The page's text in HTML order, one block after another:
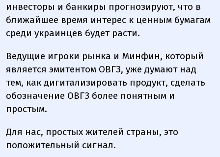
инвесторы и банкиры прогнозируют, что в
ближайшее время интерес к ценным бумагам
среди украинцев будет расти.
Ведущие игроки рынка и Минфин, который
является эмитентом ОВГЗ, уже думают над
тем, как дигитализировать продукт, сделать
обозначение ОВГЗ более понятным и
простым.
Для нас, простых жителей страны, это
положительный сигнал.